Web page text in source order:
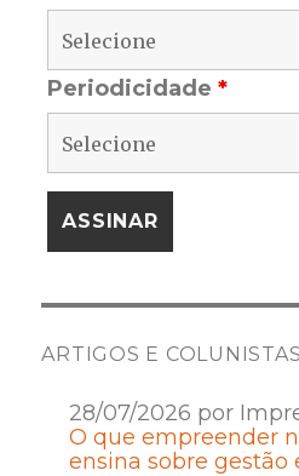
Periodicidade*
ARTIGOS E COLUNISTAS
28/07/2026 por
O que empreender
ensina sobre gestão